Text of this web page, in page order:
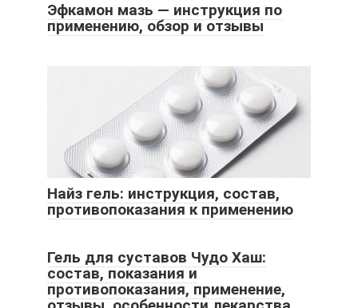
Эфкамон мазь — инструкция по
применению, обзор и отзывы
Найз гель: инструкция, состав,
противопоказания к применению
Гель для суставов Чудо Хаш:
состав, показания и
противопоказания, применение,